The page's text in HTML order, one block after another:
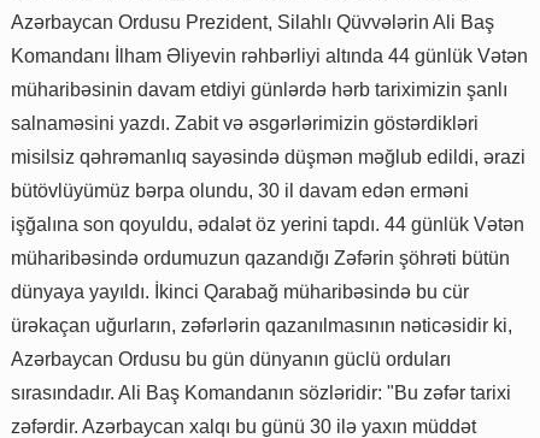
Azərbaycan Ordusu Prezident, Silahlı Qüvvələrin Ali Baş
Komandanı İlham Əliyevin rəhbərliyi altında 44 günlük Vətən
müharibəsinin davam etdiyi günlərdə hərb tariximizin şanlı
salnaməsini yazdı. Zabit və əsgərlərimizin göstərdikləri
misilsiz qəhrəmanlıq sayəsində düşmən məğlub edildi, ərazi
bütövlüyümüz bərpa olundu, 30 il davam edən erməni
işğalına son qoyuldu, ədalət öz yerini tapdı. 44 günlük Vətən
müharibəsində ordumuzun qazandığı Zəfərin şöhrəti bütün
dünyaya yayıldı. İkinci Qarabağ müharibəsində bu cür
ürəkaçan uğurların, zəfərlərin qazanılmasının nəticəsidir ki,
Azərbaycan Ordusu bu gün dünyanın güclü orduları
sırasındadır. Ali Baş Komandanın sözləridir: "Bu zəfər tarixi
zəfərdir. Azərbaycan xalqı bu günü 30 ilə yaxın müddət